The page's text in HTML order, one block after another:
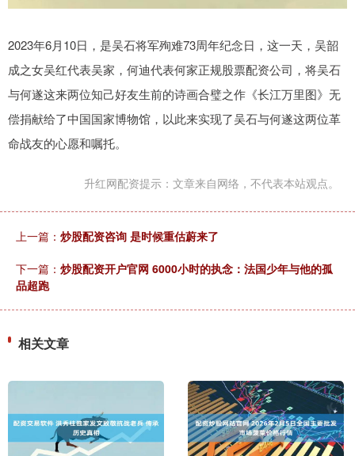
2023年6月10日，是吴石将军殉难73周年纪念日，这一天，吴韶
成之女吴红代表吴家，何迪代表何家正规股票配资公司，将吴石
与何遂这来两位知己好友生前的诗画合璧之作《长江万里图》无
偿捐献给了中国国家博物馆，以此来实现了吴石与何遂这两位革
命战友的心愿和嘱托。
升红网配资提示：文章来自网络，不代表本站观点。
上一篇： 炒股配资咨询 是时候重估蔚来了
下一篇： 炒股配资开户官网 6000小时的执念：法国少年与他的孤
品超跑
相关文章